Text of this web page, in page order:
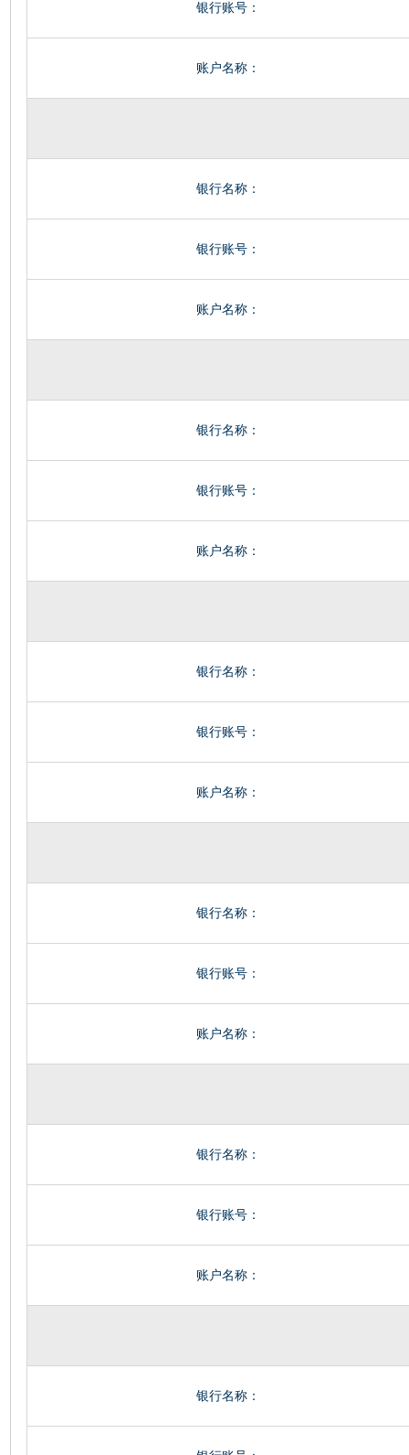
银行账号：
账户名称：
银行名称：
银行账号：
账户名称：
银行名称：
银行账号：
账户名称：
银行名称：
银行账号：
账户名称：
银行名称：
银行账号：
账户名称：
银行名称：
银行账号：
账户名称：
银行名称：